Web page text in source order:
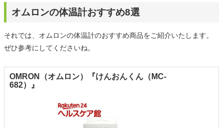
オムロンの体温計おすすめ8選
それでは、オムロンの体温計のおすすめ商品をご紹介いたします。
ぜひ参考にしてくださいね。
OMRON（オムロン）『けんおんくん（MC-
682）』